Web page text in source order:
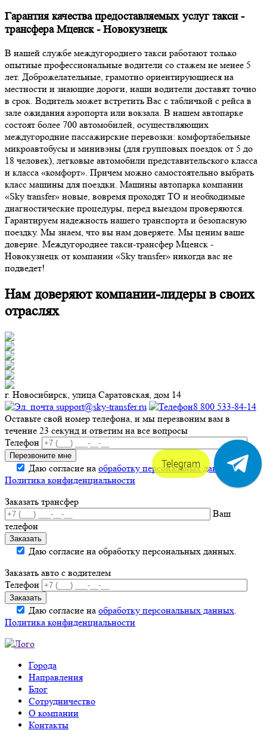
Гарантия качества предоставляемых услуг такси -
трансфера Мценск - Новокузнецк
В нашей службе междугороднего такси работают только
опытные профессиональные водители со стажем не менее 5
лет. Доброжелательные, грамотно ориентирующиеся на
местности и знающие дороги, наши водители доставят точно
в срок. Водитель может встретить Вас с табличкой с рейса в
зале ожидания аэропорта или вокзала. В нашем автопарке
состоят более 700 автомобилей, осуществляющих
междугородние пассажирские перевозки: комфортабельные
микроавтобусы и минивэны (для групповых поездок от 5 до
18 человек), легковые автомобили представительского класса
и класса «комфорт». Причем можно самостоятельно выбрать
класс машины для поездки. Машины автопарка компании
«Sky transfer» новые, вовремя проходят ТО и необходимые
диагностические процедуры, перед выездом проверяются.
Гарантируем надежность нашего транспорта и безопасную
поездку. Мы знаем, что вы нам доверяете. Мы ценим ваше
доверие. Междугороднее такси-трансфер Мценск -
Новокузнецк от компании «Sky transfer» никогда вас не
подведет!
Нам доверяют компании-лидеры в своих
отраслях
г. Новосибирск, улица Саратовская, дом 14
support@sky-transfer.ru
8 800 533-84-14
Оставьте свой номер телефона, и мы перезвоним вам в
течение 23 секунд и ответим на все вопросы
Телефон
Даю согласие на обработку персональных данных.
Политика конфиденциальности
Заказать трансфер
Ваш
телефон
Даю согласие на обработку персональных данных.
Заказать авто с водителем
Телефон
Даю согласие на обработку персональных данных.
Политика конфиденциальности
Города
Направления
Блог
Сотрудничество
О компании
Контакты
Telegram